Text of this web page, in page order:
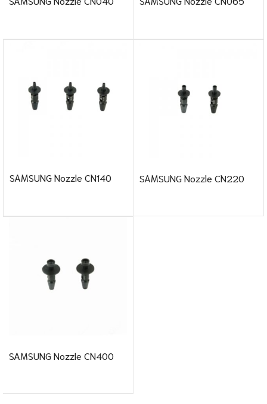
SAMSUNG Nozzle CN140 SAMSUNG Nozzle CN220
SAMSUNG Nozzle CN400